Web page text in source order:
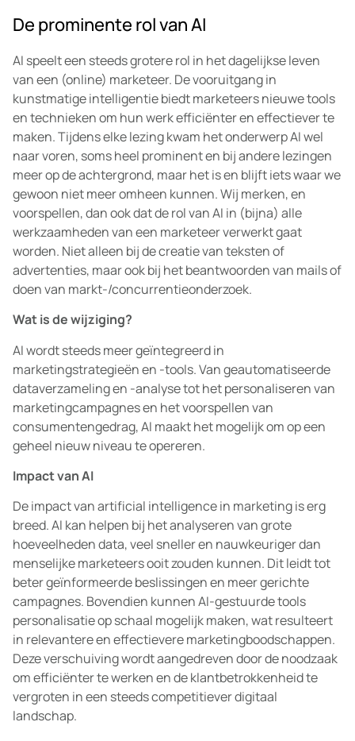
De prominente rol van AI
AI speelt een steeds grotere rol in het dagelijkse leven
van een (online) marketeer. De vooruitgang in
kunstmatige intelligentie biedt marketeers nieuwe tools
en technieken om hun werk efficiënter en effectiever te
maken. Tijdens elke lezing kwam het onderwerp AI wel
naar voren, soms heel prominent en bij andere lezingen
meer op de achtergrond, maar het is en blijft iets waar we
gewoon niet meer omheen kunnen. Wij merken, en
voorspellen, dan ook dat de rol van AI in (bijna) alle
werkzaamheden van een marketeer verwerkt gaat
worden. Niet alleen bij de creatie van teksten of
advertenties, maar ook bij het beantwoorden van mails of
doen van markt-/concurrentieonderzoek.
Wat is de wijziging?
AI wordt steeds meer geïntegreerd in
marketingstrategieën en -tools. Van geautomatiseerde
dataverzameling en -analyse tot het personaliseren van
marketingcampagnes en het voorspellen van
consumentengedrag, AI maakt het mogelijk om op een
geheel nieuw niveau te opereren.
Impact van AI
De impact van artificial intelligence in marketing is erg
breed. AI kan helpen bij het analyseren van grote
hoeveelheden data, veel sneller en nauwkeuriger dan
menselijke marketeers ooit zouden kunnen. Dit leidt tot
beter geïnformeerde beslissingen en meer gerichte
campagnes. Bovendien kunnen AI-gestuurde tools
personalisatie op schaal mogelijk maken, wat resulteert
in relevantere en effectievere marketingboodschappen.
Deze verschuiving wordt aangedreven door de noodzaak
om efficiënter te werken en de klantbetrokkenheid te
vergroten in een steeds competitiever digitaal
landschap.